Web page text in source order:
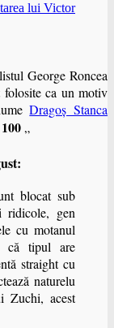
lui Victor
George Roncea
folosite ca un motiv
Dragoș Stanca
„
blocat sub
ridicole, gen
cu motanul
că tipul are
straight cu
naturelu
Zuchi, acest